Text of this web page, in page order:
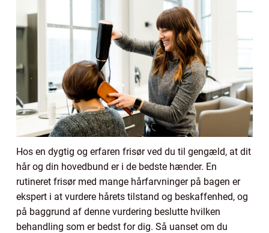
Hos en dygtig og erfaren frisør ved du til gengæld, at dit
hår og din hovedbund er i de bedste hænder. En
rutineret frisør med mange hårfarvninger på bagen er
ekspert i at vurdere hårets tilstand og beskaffenhed, og
på baggrund af denne vurdering beslutte hvilken
behandling som er bedst for dig. Så uanset om du